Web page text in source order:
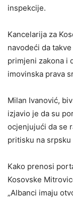
inspekcije.
Kancelarija za
navodeći da
primjeni zakona i
imovinska prava
Milan Ivanović,
izjavio je da su
ocjenjujući da se
pritisku na
Kako prenosi
Kosovske
„Albanci imaju